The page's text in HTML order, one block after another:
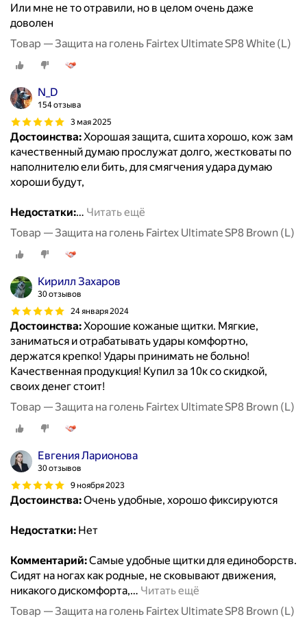
Или мне не то отравили, но в целом очень даже
доволен
Товар — Защита на голень Fairtex Ultimate SP8 White (L)
N_D
154 отзыва
3 мая 2025
Достоинства:Хорошая защита, сшита хорошо, кож зам
качественный думаю прослужат долго, жестковаты по
наполнителю ели бить, для смягчения удара думаю
хороши будут,
Недостатки:… Читать ещё
Товар — Защита на голень Fairtex Ultimate SP8 Brown (L)
Кирилл Захаров
30 отзывов
24 января 2024
Достоинства:Хорошие кожаные щитки. Мягкие,
заниматься и отрабатывать удары комфортно,
держатся крепко! Удары принимать не больно!
Качественная продукция! Купил за 10к со скидкой,
своих денег стоит!
Товар — Защита на голень Fairtex Ultimate SP8 Brown (L)
Евгения Ларионова
30 отзывов
9 ноября 2023
Достоинства:Очень удобные, хорошо фиксируются
Недостатки: Нет
Комментарий:Самые удобные щитки для единоборств.
Сидят на ногах как родные, не сковывают движения,
никакого дискомфорта,… Читать ещё
Товар — Защита на голень Fairtex Ultimate SP8 Brown (L)